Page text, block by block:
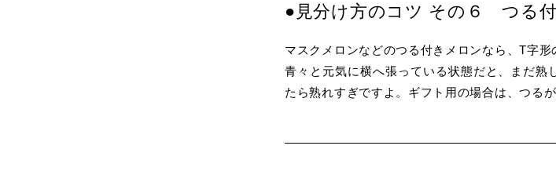
●見分け方のコツ その６ つる
マスクメロンなどのつる付きメロンなら、T字
青々と元気に横へ張っている状態だと、まだ熟
たら熟れすぎですよ。ギフト用の場合は、つる